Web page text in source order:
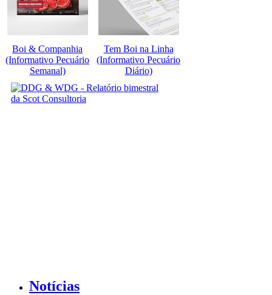
Boi & Companhia
(Informativo Pecuário
Semanal)
Tem Boi na Linha
(Informativo Pecuário
Diário)
Notícias